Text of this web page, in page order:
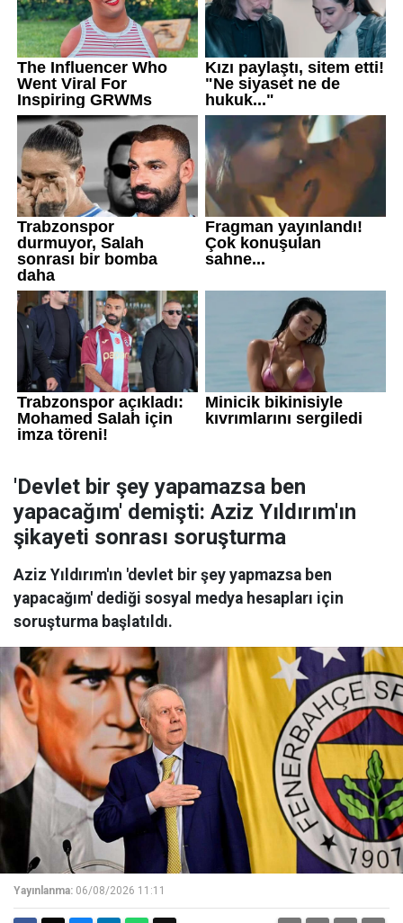
'Devlet bir şey yapamazsa ben
yapacağım' demişti: Aziz Yıldırım'ın
şikayeti sonrası soruşturma
Aziz Yıldırım'ın 'devlet bir şey yapmazsa ben
yapacağım' dediği sosyal medya hesapları için
soruşturma başlatıldı.
Yayınlanma: 06/08/2026 11:11